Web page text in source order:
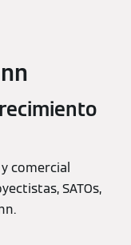
comercial
SATOs,